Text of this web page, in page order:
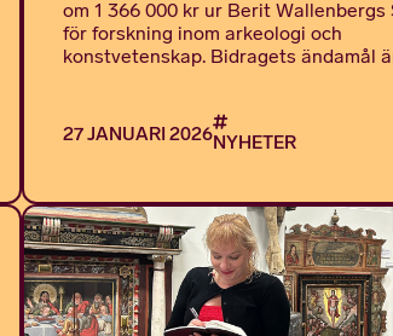
om 1 366 000 kr ur Berit Wallenbergs
för forskning inom arkeologi och
konstvetenskap. Bidragets ändamål
27 JANUARI 2026NYHETER